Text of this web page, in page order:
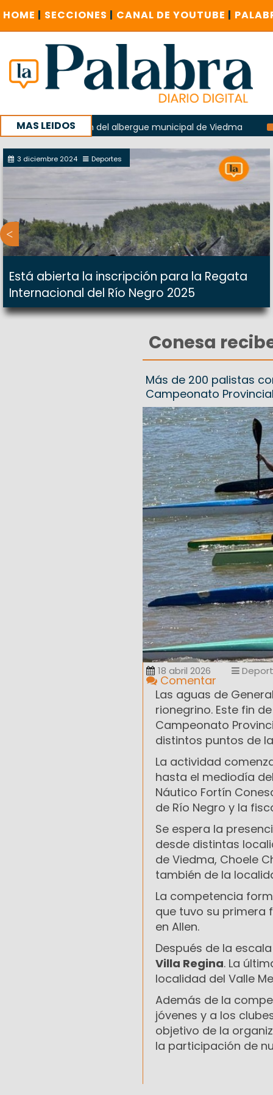
HOME | SECCIONES | CANAL DE YOUTUBE |
MAS LEIDOS
explosión del albergue municipal de Viedma La
con un encuentro provincial en Roca
3 diciembre 2024 Deportes
Está abierta la inscripción para la Regata
Internacional del Río Negro 2025
Conesa
Más de 200 palistas
Campeonato Provincial
18 abril 2026
Comentar
Las aguas de
rionegrino. Este fin
Campeonato
distintos puntos de
La actividad
hasta el mediodía
Náutico Fortín
de Río Negro y la
Se espera la
desde distintas
de Viedma, Choele
también de la
La competencia
que tuvo su primera
en Allen.
Después de la
Villa Regina. La
localidad del Valle
Además de la
jóvenes y a los
objetivo de la
la participación de